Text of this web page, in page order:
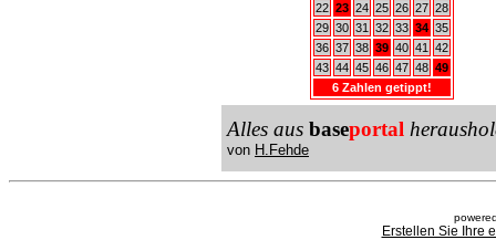
22 23 24 25 26 27 28
29 30 31 32 33 34 35
36 37 38 39 40 41
42
43 44 45 46 47 48 49
6 Zahlen getippt!
Alles aus baseportal
von H.Fehde
Erstellen Sie Ihre